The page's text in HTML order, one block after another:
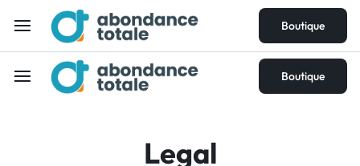
Boutique
Boutique
Legal